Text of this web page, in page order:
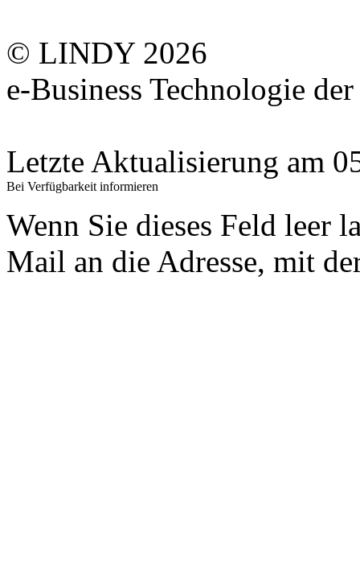
© LINDY 2026
e-Business Technologie
Letzte Aktualisierung am
Bei Verfügbarkeit informieren
Wenn Sie dieses Feld leer
Mail an die Adresse, mit